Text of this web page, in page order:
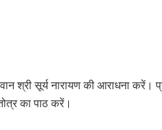
श्री सूर्य नारायण की आराधना करें।
का पाठ करें।